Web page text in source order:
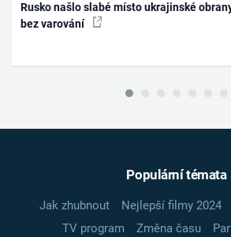
Rusko našlo slabé místo ukrajinské
bez varování
Populární témata
Jak zhubnout Nejlepší filmy 2024
TV program
Změna času